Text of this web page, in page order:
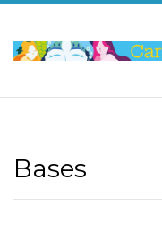
content
Bases